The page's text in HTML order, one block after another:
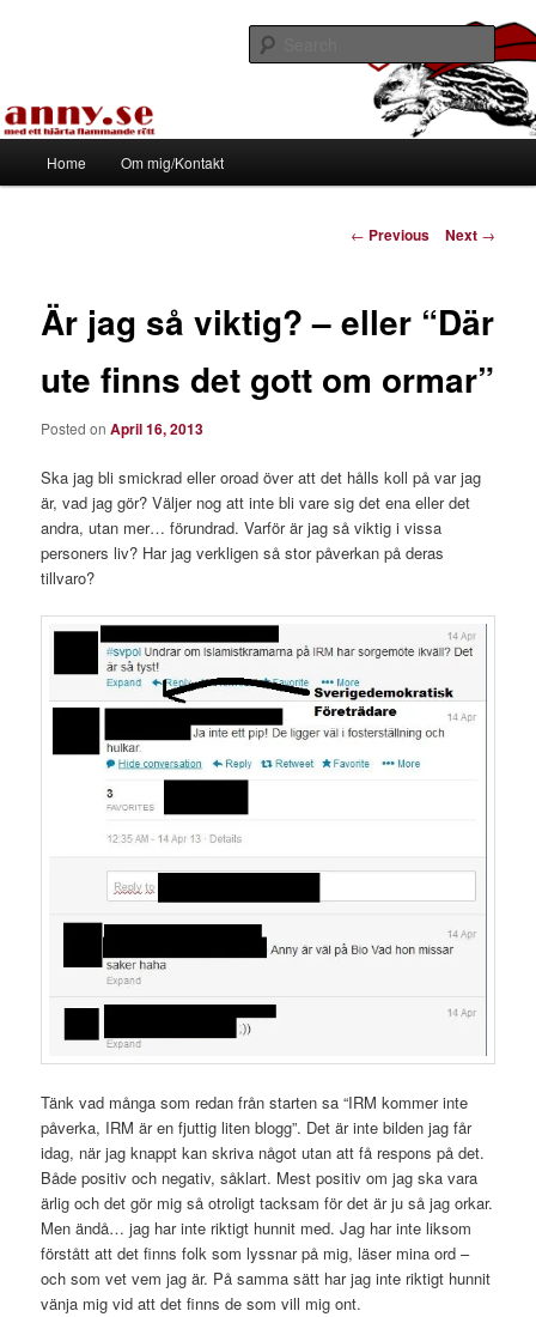
Tapirhen
Home Om mig/Kontakt
Post
← Previous Next →
Är jag så viktig? – eller “Där
ute finns det gott om ormar”
Posted onApril 16, 2013
Ska jag bli smickrad eller oroad över att det hålls koll på var jag
är, vad jag gör? Väljer nog att inte bli vare sig det ena eller det
andra, utan mer… förundrad. Varför är jag så viktig i vissa
personers liv? Har jag verkligen så stor påverkan på deras
tillvaro?
Tänk vad många som redan från starten sa “IRM kommer inte
påverka, IRM är en fjuttig liten blogg”. Det är inte bilden jag får
idag, när jag knappt kan skriva något utan att få respons på det.
Både positiv och negativ, såklart. Mest positiv om jag ska vara
ärlig och det gör mig så otroligt tacksam för det är ju så jag orkar.
Men ändå… jag har inte riktigt hunnit med. Jag har inte liksom
förstått att det finns folk som lyssnar på mig, läser mina ord –
och som vet vem jag är. På samma sätt har jag inte riktigt hunnit
vänja mig vid att det finns de som vill mig ont.